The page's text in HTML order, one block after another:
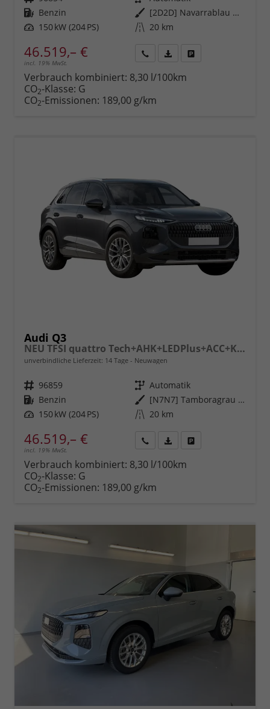
Kraftstoff Benzin Außenfarbe
[2D2D] Navarrablau Metallic
Leistung 150 kW (204 PS) Kilometerstand 20 km
46.519,– €
incl. 19% MwSt.
anfordern
Datei,
Verbrauch kombiniert: 8,30 l/100km
CO2-Klasse: G
CO2-Emissionen: 189,00 g/km
Audi Q3
NEU TFSI quattro Tech+AHK+LEDPlus+ACC+Kamera+Alu18+Volllack
unverbindliche Lieferzeit: 14 Tage Neuwagen
Fahrzeugnr. 96859 Getriebe Automatik
Kraftstoff Benzin Außenfarbe
[N7N7] Tamboragrau Metallic
Leistung 150 kW (204 PS) Kilometerstand 20 km
46.519,– €
incl. 19% MwSt.
anfordern
Datei,
Verbrauch kombiniert: 8,30 l/100km
CO2-Klasse: G
CO2-Emissionen: 189,00 g/km